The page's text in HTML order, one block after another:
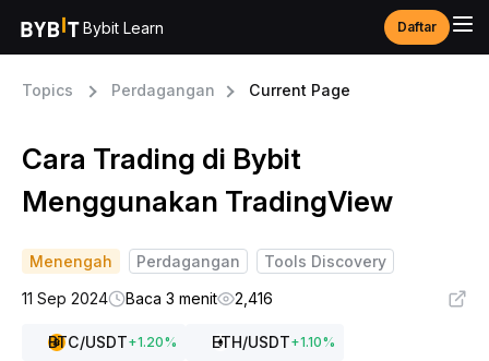
Bybit Learn Daftar
Topics Perdagangan Current Page
Cara Trading di Bybit
Menggunakan TradingView
Menengah Perdagangan
Tools Discovery
11 Sep 2024
Baca 3 menit 2,416
BTC/USDT+1.20% ETH/USDT+1.10%